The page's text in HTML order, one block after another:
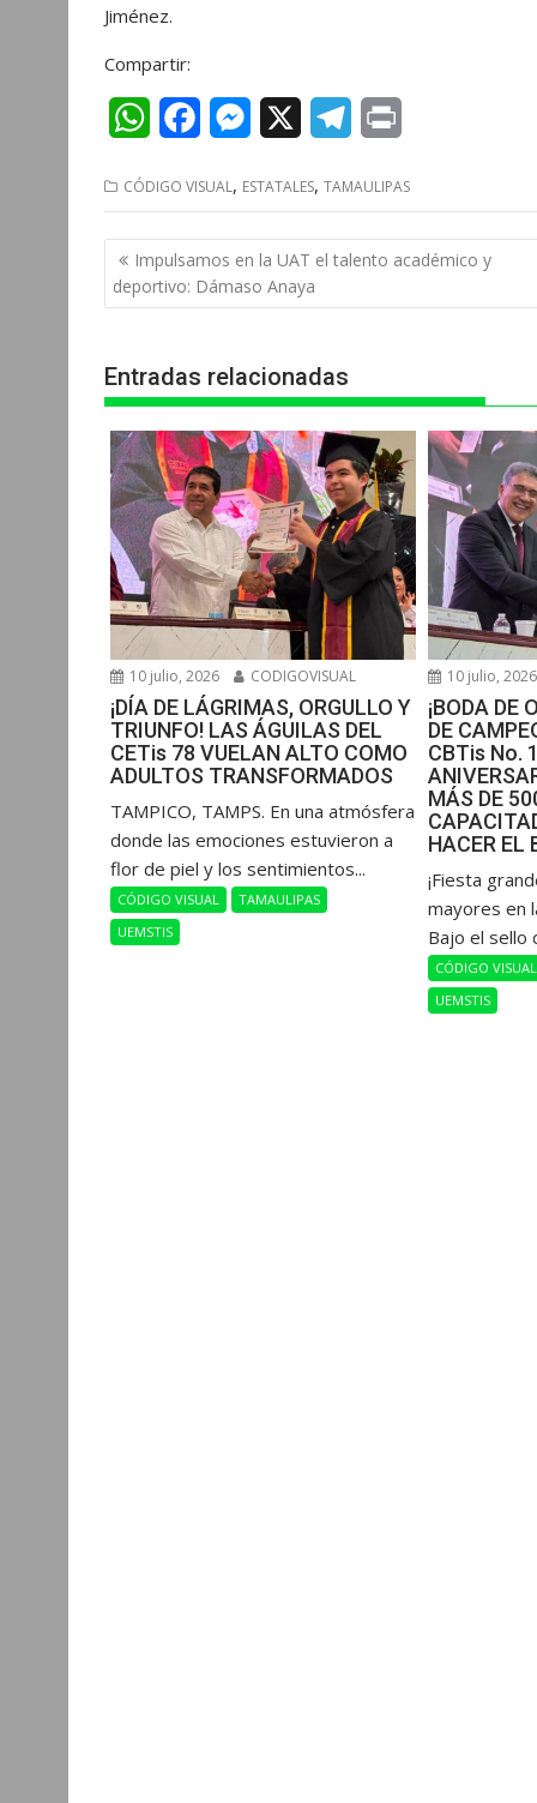
Jiménez.
Compartir:
W
a
t
s
p
c
e
b
k
s
s
e
e
r
l
e
m
i
n
CÓDIGO VISUAL, ESTATALES, TAMAULIPAS
Navegación
de
entradas
Impulsamos en la UAT el talento académico y
deportivo: Dámaso Anaya
Entradas relacionadas
10 julio, 2026 CODIGOVISUAL
¡DÍA DE LÁGRIMAS, ORGULLO Y
TRIUNFO! LAS ÁGUILAS DEL
CETis 78 VUELAN ALTO COMO
ADULTOS TRANSFORMADOS
​TAMPICO, TAMPS. En una atmósfera
donde las emociones estuvieron a
flor de piel y los sentimientos...
CÓDIGO VISUAL
TAMAULIPAS
UEMSTIS
10 julio, 2026
¡BODA DE
DE
CBTis No.
MÁS DE
HACER EL
​¡Fiesta
mayores en
Bajo el sello
CÓDIGO VISUAL
UEMSTIS